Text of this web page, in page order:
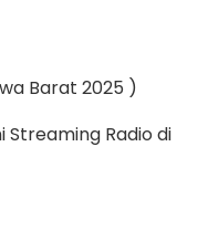
Barat 2025 )
Streaming Radio di